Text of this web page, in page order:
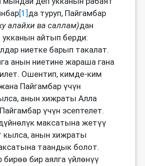
[1] да туруп, Пайгамбар
алайхи ва саллам)дан
айтып берди:
ниетке барып такалат.
анын ниетине жараша гана
Ошентип, кимде-ким
Пайгамбар үчүн
анын хижраты Алла
үчүн эсептелет.
максатына жетүү
кылса, анын хижраты
таандык болот.
бирөө бир аялга үйлөнүү